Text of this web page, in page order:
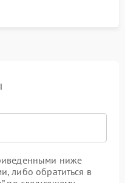
ниже
либо обратиться в